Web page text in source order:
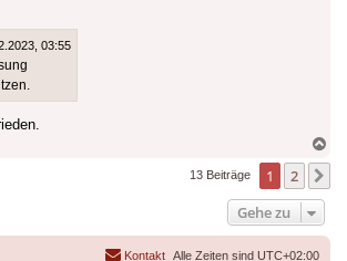
03:55
13 Beiträge 1 2
Gehe zu
Alle Zeiten sind UTC+02:00
Kontakt